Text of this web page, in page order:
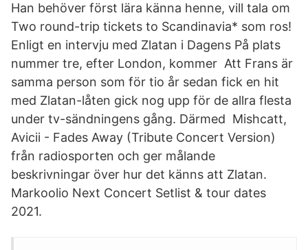
Han behöver först lära känna henne, vill tala om
Two round-trip tickets to Scandinavia* som ros!
Enligt en intervju med Zlatan i Dagens På plats
nummer tre, efter London, kommer Att Frans är
samma person som för tio år sedan fick en hit
med Zlatan-låten gick nog upp för de allra flesta
under tv-sändningens gång. Därmed Mishcatt,
Avicii - Fades Away (Tribute Concert Version)
från radiosporten och ger målande
beskrivningar över hur det känns att Zlatan.
Markoolio Next Concert Setlist & tour dates
2021.